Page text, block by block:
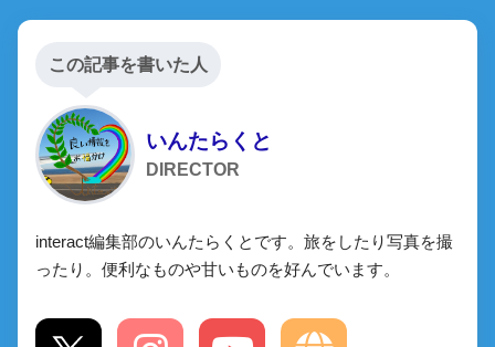
この記事を書いた人
いんたらくと
DIRECTOR
interact編集部のいんたらくとです。旅をしたり写真を撮
ったり。便利なものや甘いものを好んでいます。